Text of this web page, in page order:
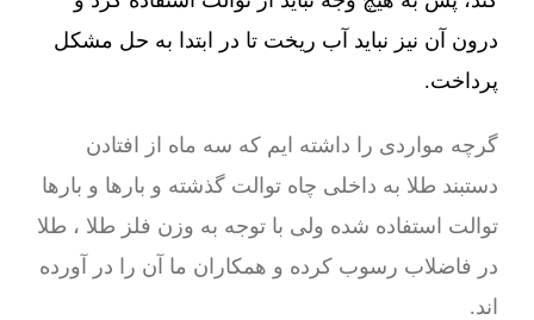
درون آن نیز نباید آب ریخت تا در ابتدا به حل مشکل
پرداخت.
گرچه مواردی را داشته ایم که سه ماه از افتادن
دستبند طلا به داخلی چاه توالت گذشته و بارها و بارها
توالت استفاده شده ولی با توجه به وزن فلز طلا ، طلا
در فاضلاب رسوب کرده و همکاران ما آن را در آورده
اند.